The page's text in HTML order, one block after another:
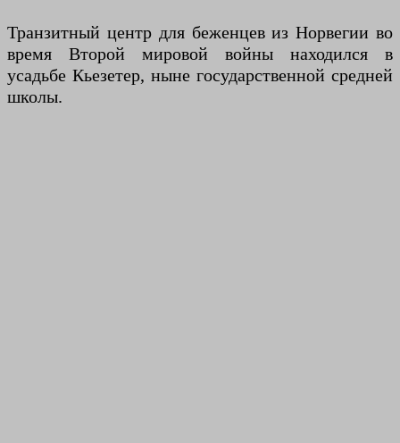
Транзитный центр для беженцев из Норвегии во
время Второй мировой войны находился в
усадьбе Кьезетер, ныне государственной средней
школы.